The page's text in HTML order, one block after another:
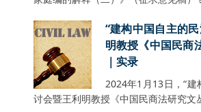
“建构中国自主的
明教授《中国民商
｜实录
2024年1月13日，“
讨会暨王利明教授《中国民商法研究文